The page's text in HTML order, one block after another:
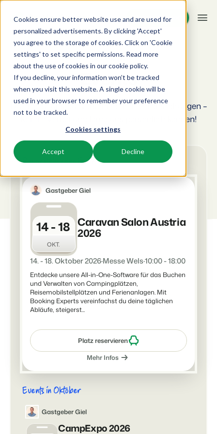
Cookies ensure better website use and are used for
personalized advertisements. By clicking 'Accept'
you agree to the storage of cookies. Click on 'Cookie
settings' to set specific permissions. Read more
about the use of cookies in our cookie policy.
If you decline, your information won’t be tracked
when you visit this website. A single cookie will be
used in your browser to remember your preference
not to be tracked.
Cookies settings
Accept Decline
Demo anfragen
Demo anfragen
Plattform
BEX PMS
PMS
Verwalte alle Backoffice Abläufe.
Vermarkte dein Angebot auf verschiedenen Channels.
Steigere deine direkten Buchungen über deine Website.
App Store
Verbinde dich mit deinen Lieblingsapps und -tools.
Business Intelligence
Triff Entscheidungen, die sich auf Zahlen und Fakten beruhen.
Eigentümerverwaltung
Zeige dich gegenüber Fewo- Eigentümern transparent.
Wechseln
Bist du bereit für den nächsten Schritt?
Website Integration
Du hast bereits eine Website? Binde sie ein!
BEX CMS
Lass deine Marke mit unserem Webbaukasten aufblühen.
Unsere Lösungen
BEX für:
Ferienhäuser, Bungalows, Mobilheime und Weinfässer.
Stellplätze, Camping, Glamping und Zelten.
Resorts
Ski-, Wellness-, Golf- und Tauchresorts.
Hotelzimmer, Appartements, B&Bs und Pensionen.
Exklusive Vermietung und Reseller.
Projektentwicklung
Immobilien und Neubauprojekte.
Ferienparkgruppen und -ketten
Ketten und eigenständige Marken
Ressourcen
Wissenswertes
BEX Educate | Pro
Weiter lernen, weiter führen in der Freizeitbranche
Neuigkeiten der Branche und wertvolle Tipps
Lerne uns auf verschiedenen Veranstaltungen kennen.
Kundenstories
Das sagen unsere Nutzer.
Kontakt
Customer Success
Erhalte Antworten auf deine Fragen.
Wechseln
Bist du bereit für den nächsten Schritt?
Partnerprogramme
Lass uns gemeinsam die Branche transformieren.
Software Entwickler
Preise
Kundenstories
Übersicht
Für Ferienparks
Für Campingplätze
Wechseln
Anmelden
Let's meet
Events
Du findest uns auf verschiedenen Veranstaltungen –
komm vorbei und lerne uns persönlich kennen!
Bevorstehendes Event
Gastgeber Giel
14 - 18
OKT.
Caravan Salon Austria
2026
14. - 18. Oktober 2026·Messe Wels·10:00 - 18:00
Entdecke unsere All-in-One-Software für das Buchen
und Verwalten von Campingplätzen,
Reisemobilstellplätzen und Ferienanlagen. Mit
Booking Experts vereinfachst du deine täglichen
Abläufe, steigerst...
Platz reservieren
Mehr Infos
Events in Oktober
Gastgeber Giel
CampExpo 2026